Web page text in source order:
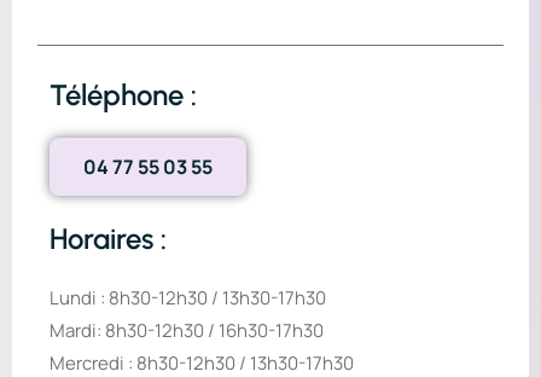
Téléphone :
04 77 55 03 55
Horaires :
Lundi : 8h30-12h30 / 13h30-17h30
Mardi: 8h30-12h30 / 16h30-17h30
Mercredi : 8h30-12h30 / 13h30-17h30